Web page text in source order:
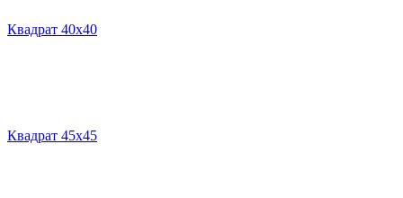
Квадрат 40х40
Квадрат 45х45